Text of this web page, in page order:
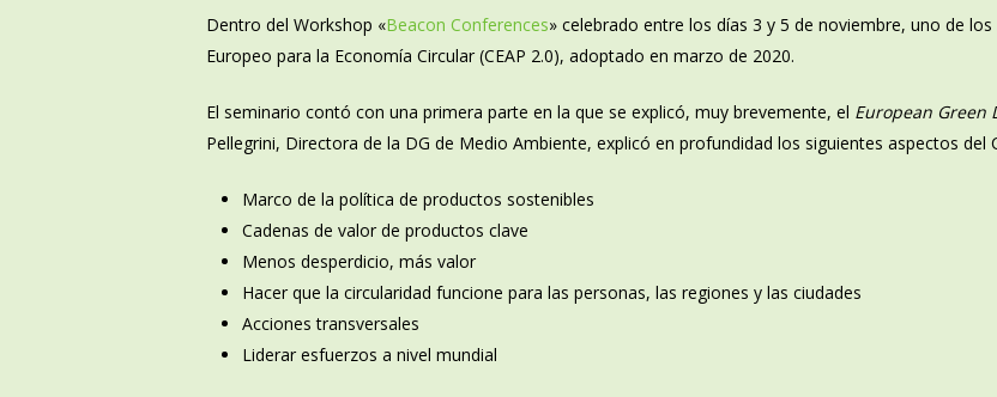
Dentro del Workshop «Beacon Conferences» celebrado entre los días 3 y 5 de noviembre, uno de
Europeo para la Economía Circular (CEAP 2.0), adoptado en marzo de 2020.
El seminario contó con una primera parte en la que se explicó, muy brevemente, el European Green
Pellegrini, Directora de la DG de Medio Ambiente, explicó en profundidad los siguientes aspectos del
Marco de la política de productos sostenibles
Cadenas de valor de productos clave
Menos desperdicio, más valor
Hacer que la circularidad funcione para las personas, las regiones y las ciudades
Acciones transversales
Liderar esfuerzos a nivel mundial